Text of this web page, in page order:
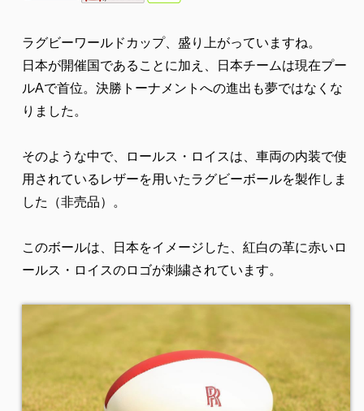
ラグビーワールドカップ、盛り上がっていますね。
日本が開催国であることに加え、日本チームは現在プー
ルAで首位。決勝トーナメントへの進出も夢ではなくな
りました。
そのような中で、ロールス・ロイスは、車両の内装で使
用されているレザーを用いたラグビーボールを製作しま
した（非売品）。
このボールは、日本をイメージした、紅白の革に赤いロ
ールス・ロイスのロゴが刺繍されています。